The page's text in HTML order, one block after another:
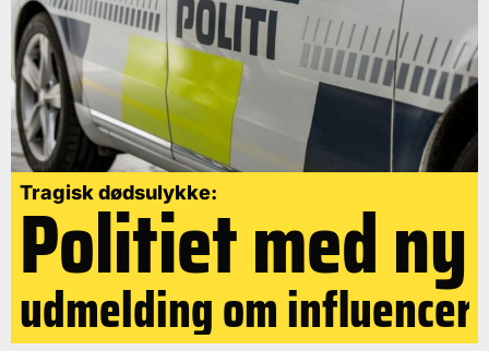
Tragisk dødsulykke:
Politiet med ny
udmelding om influencer